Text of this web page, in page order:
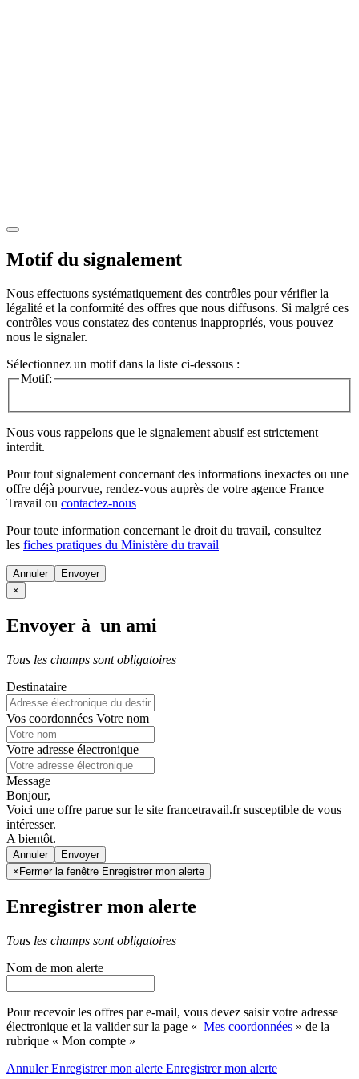
Motif du signalement
Nous effectuons systématiquement des contrôles pour vérifier la
légalité et la conformité des offres que nous diffusons. Si malgré ces
contrôles vous constatez des contenus inappropriés, vous pouvez
nous le signaler.
Sélectionnez un motif dans la liste ci-dessous :
Motif:
Nous vous rappelons que le signalement abusif est strictement
interdit.
Pour tout signalement concernant des informations inexactes ou une
offre déjà pourvue, rendez-vous auprès de votre agence France
Travail ou contactez-nous
Pour toute information concernant le droit du travail, consultez
les fiches pratiques du Ministère du travail
Annuler
×
Envoyer à un ami
Tous les champs sont obligatoires
Destinataire
Vos coordonnées Votre nom
Votre adresse électronique
Message
Bonjour,
Voici une offre parue sur le site francetravail.fr susceptible de vous
intéresser.
A bientôt.
Annuler
× Fermer la fenêtre Enregistrer mon alerte
Enregistrer mon alerte
Tous les champs sont obligatoires
Nom de mon alerte
Pour recevoir les offres par e-mail, vous devez saisir votre adresse
électronique et la valider sur la page « Mes coordonnées » de la
rubrique « Mon compte »
AnnulerEnregistrer mon alerte Enregistrermon alerte